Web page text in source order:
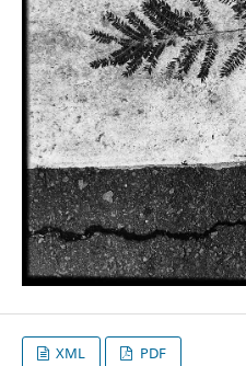
XML PDF